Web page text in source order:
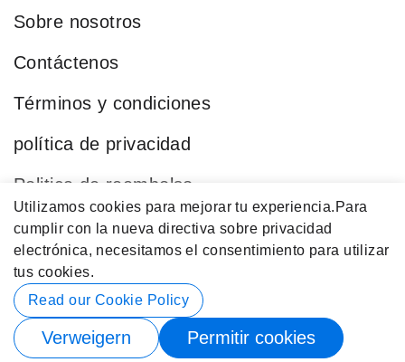
Utilizamos cookies para mejorar tu experiencia. Para
cumplir con la nueva directiva sobre privacidad
electrónica, necesitamos el consentimiento para utilizar
tus cookies.
Read our Cookie Policy
Verweigern Permitir cookies
Sobre nosotros
Contáctenos
Términos y condiciones
política de privacidad
Politica de reembolso
Blog
Categorías Populares
Datos de contacto
© 2026 Buy4Store. Reservados Todos los Derechos.